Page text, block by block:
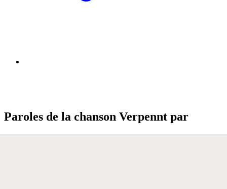
Paroles de la chanson Verpennt par